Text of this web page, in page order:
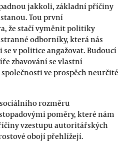
jakkoli, základní příčiny
Tou první
že stačí vyměnit politiky
odborníky, která nás
v politice angažovat. Budoucí
zbavování se vlastní
ve prospěch neurčité
rozměru
poměry, které nám
vzestupu autoritářských
obojí přehlížejí.